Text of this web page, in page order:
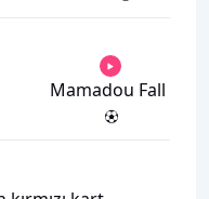
Mamadou Fall